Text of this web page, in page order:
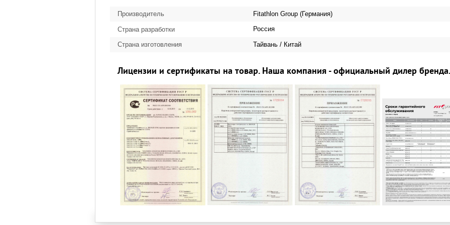
Производитель Fitathlon Group (Германия)
Страна разработки Россия
Страна изготовления Тайвань / Китай
Лицензии и сертификаты на товар. Наша компания - официальный дилер бренда.